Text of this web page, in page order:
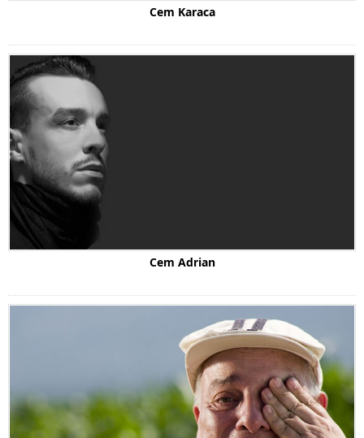
Cem Karaca
Cem Adrian